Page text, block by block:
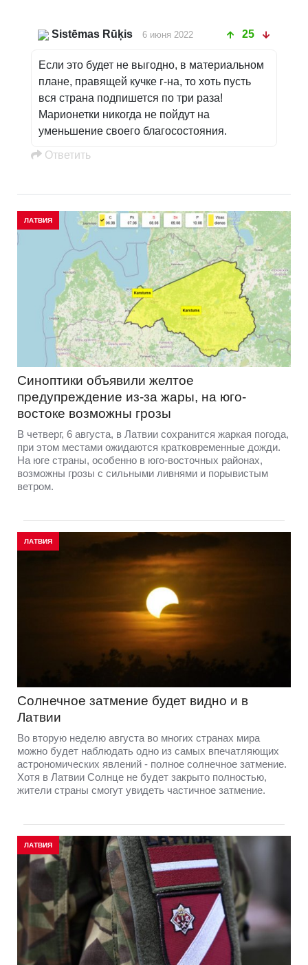
Sistēmas Rūķis 6 июня 2022 25
Если это будет не выгодно, в материальном
плане, правящей кучке г-на, то хоть пусть
вся страна подпишется по три раза!
Марионетки никогда не пойдут на
уменьшение своего благосостояния.
Oтветить
ЛАТВИЯ
Синоптики объявили желтое
предупреждение из-за жары, на юго-
востоке возможны грозы
В четверг, 6 августа, в Латвии сохранится жаркая погода,
при этом местами ожидаются кратковременные дожди.
На юге страны, особенно в юго-восточных районах,
возможны грозы с сильными ливнями и порывистым
ветром.
ЛАТВИЯ
Солнечное затмение будет видно и в
Латвии
Во вторую неделю августа во многих странах мира
можно будет наблюдать одно из самых впечатляющих
астрономических явлений - полное солнечное затмение.
Хотя в Латвии Солнце не будет закрыто полностью,
жители страны смогут увидеть частичное затмение.
ЛАТВИЯ